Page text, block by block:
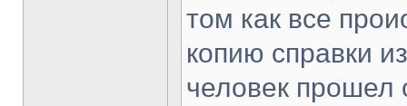
том как все
копию справки
человек прошел